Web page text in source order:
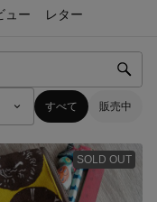
ュー レター
すべて 販売中
SOLD OUT